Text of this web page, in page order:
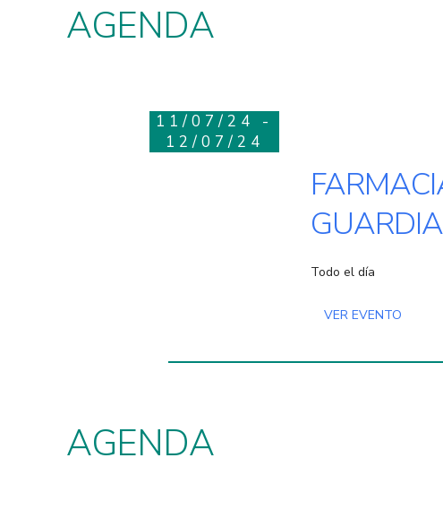
AGENDA
11/07/24 -
12/07/24
Todo el día
VER EVENTO
AGENDA